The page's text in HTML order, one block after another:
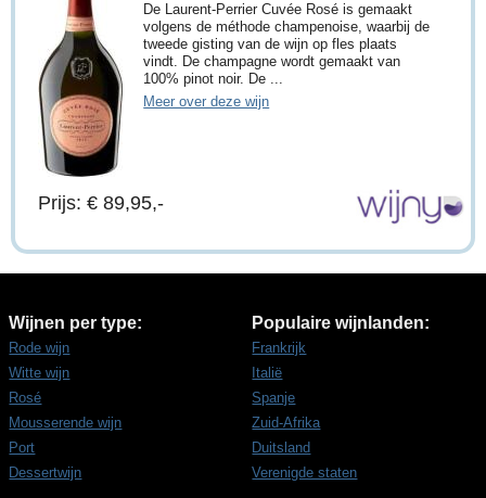
De Laurent-Perrier Cuvée Rosé is gemaakt
volgens de méthode champenoise, waarbij de
tweede gisting van de wijn op fles plaats
vindt. De champagne wordt gemaakt van
100% pinot noir. De ...
Meer over deze wijn
Prijs: € 89,95,-
Wijnen per type:
Rode wijn
Witte wijn
Rosé
Mousserende wijn
Port
Dessertwijn
Populaire wijnlanden:
Frankrijk
Italië
Spanje
Zuid-Afrika
Duitsland
Verenigde staten